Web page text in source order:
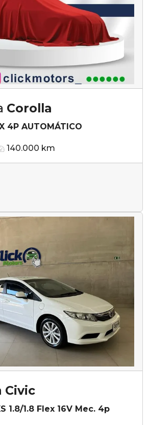
Corolla
4P AUTOMÁTICO
140.000 km
Civic
1.8/1.8 Flex 16V Mec. 4p